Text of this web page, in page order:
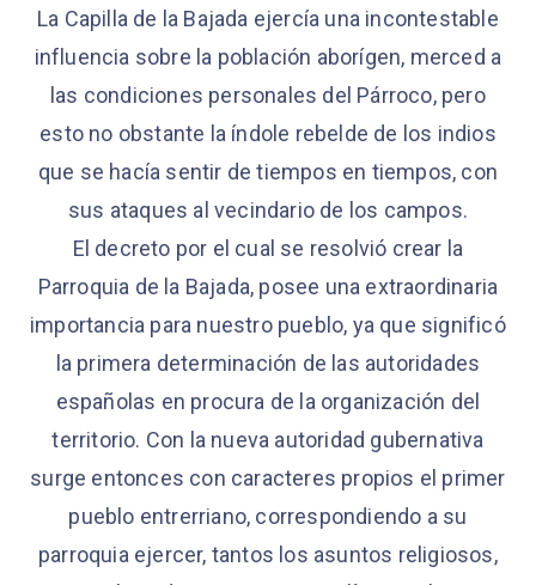
La Capilla de la Bajada ejercía una incontestable
influencia sobre la población aborígen, merced a
las condiciones personales del Párroco, pero
esto no obstante la índole rebelde de los indios
que se hacía sentir de tiempos en tiempos, con
sus ataques al vecindario de los campos.
El decreto por el cual se resolvió crear la
Parroquia de la Bajada, posee una extraordinaria
importancia para nuestro pueblo, ya que significó
la primera determinación de las autoridades
españolas en procura de la organización del
territorio. Con la nueva autoridad gubernativa
surge entonces con caracteres propios el primer
pueblo entrerriano, correspondiendo a su
parroquia ejercer, tantos los asuntos religiosos,